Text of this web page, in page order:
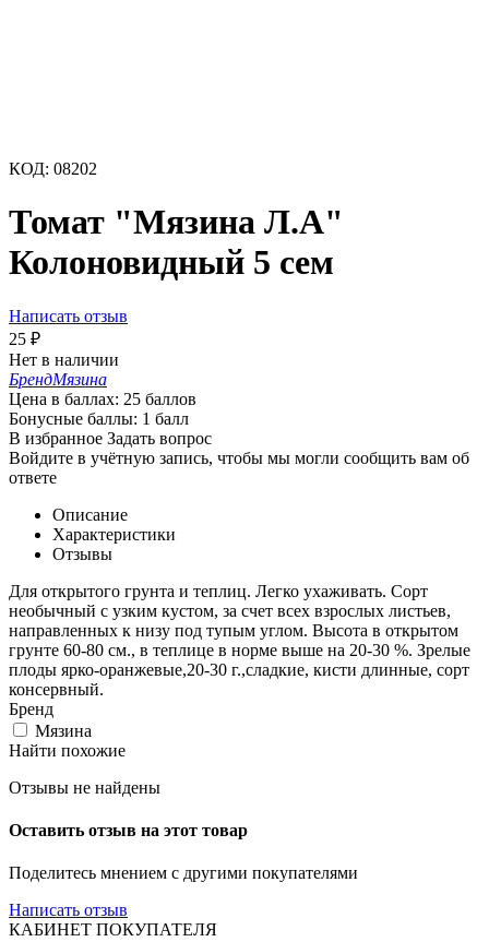
КОД: 08202
Томат "Мязина Л.А"
Колоновидный 5 сем
Написать отзыв
25 ₽
Нет в наличии
БрендМязина
Цена в баллах: 25 баллов
Бонусные баллы: 1 балл
В избранное Задать вопрос
Войдите в учётную запись, чтобы мы могли сообщить вам об
ответе
Описание
Характеристики
Отзывы
Для открытого грунта и теплиц. Легко ухаживать. Сорт
необычный с узким кустом, за счет всех взрослых листьев,
направленных к низу под тупым углом. Высота в открытом
грунте 60-80 см., в теплице в норме выше на 20-30 %. Зрелые
плоды ярко-оранжевые,20-30 г.,сладкие, кисти длинные, сорт
консервный.
Бренд
Мязина
Найти похожие
Отзывы не найдены
Оставить отзыв на этот товар
Поделитесь мнением с другими покупателями
Написать отзыв
КАБИНЕТ ПОКУПАТЕЛЯ